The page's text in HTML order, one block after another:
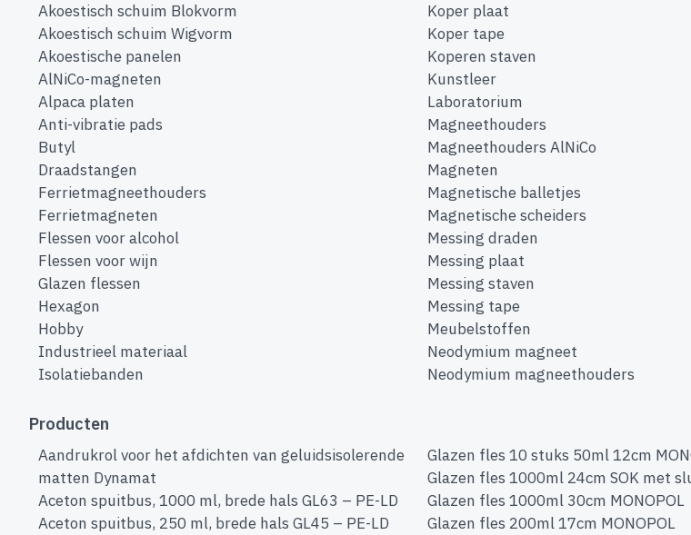
Akoestisch schuim Blokvorm
Akoestisch schuim Wigvorm
Akoestische panelen
AlNiCo-magneten
Alpaca platen
Anti-vibratie pads
Butyl
Draadstangen
Ferrietmagneethouders
Ferrietmagneten
Flessen voor alcohol
Flessen voor wijn
Glazen flessen
Hexagon
Hobby
Industrieel materiaal
Isolatiebanden
Koper plaat
Koper tape
Koperen staven
Kunstleer
Laboratorium
Magneethouders
Magneethouders AlNiCo
Magneten
Magnetische balletjes
Magnetische scheiders
Messing draden
Messing plaat
Messing staven
Messing tape
Meubelstoffen
Neodymium magneet
Neodymium magneethouders
Producten
Aandrukrol voor het afdichten van geluidsisolerende
matten Dynamat
Aceton spuitbus, 1000 ml, brede hals GL63 – PE-LD
Aceton spuitbus, 250 ml, brede hals GL45 – PE-LD
Glazen fles 10 stuks 50ml 12cm
Glazen fles 1000ml 24cm SOK met
Glazen fles 1000ml 30cm MONOPOL
Glazen fles 200ml 17cm MONOPOL